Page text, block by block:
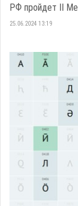
РФ пройдет II
25.06.2024 13:19